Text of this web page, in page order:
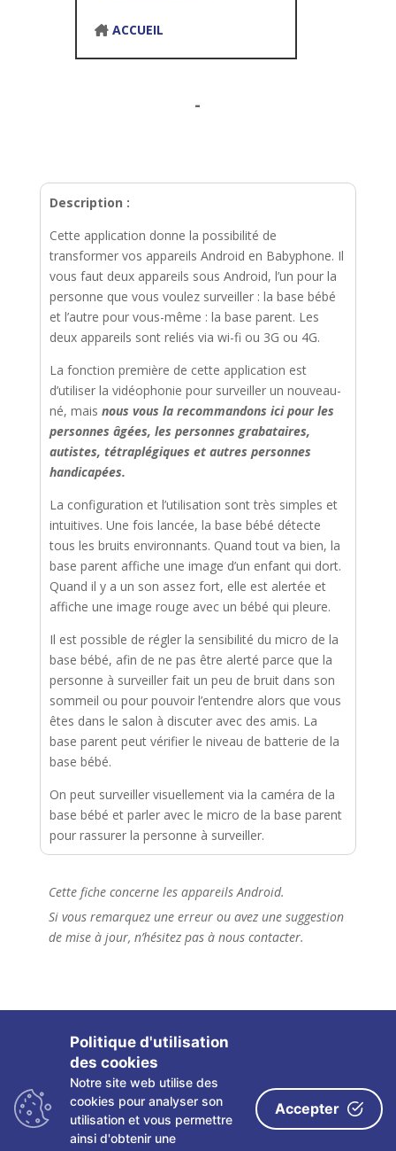
ACCUEIL
-
Description :
Cette application donne la possibilité de
transformer vos appareils Android en Babyphone. Il
vous faut deux appareils sous Android, l’un pour la
personne que vous voulez surveiller : la base bébé
et l’autre pour vous-même : la base parent. Les
deux appareils sont reliés via wi-fi ou 3G ou 4G.
La fonction première de cette application est
d’utiliser la vidéophonie pour surveiller un nouveau-
né, mais nous vous la recommandons ici pour les
personnes âgées, les personnes grabataires,
autistes, tétraplégiques et autres personnes
handicapées.
La configuration et l’utilisation sont très simples et
intuitives. Une fois lancée, la base bébé détecte
tous les bruits environnants. Quand tout va bien, la
base parent affiche une image d’un enfant qui dort.
Quand il y a un son assez fort, elle est alertée et
affiche une image rouge avec un bébé qui pleure.
Il est possible de régler la sensibilité du micro de la
base bébé, afin de ne pas être alerté parce que la
personne à surveiller fait un peu de bruit dans son
sommeil ou pour pouvoir l’entendre alors que vous
êtes dans le salon à discuter avec des amis. La
base parent peut vérifier le niveau de batterie de la
base bébé.
On peut surveiller visuellement via la caméra de la
base bébé et parler avec le micro de la base parent
pour rassurer la personne à surveiller.
Cette fiche concerne les appareils Android.
Si vous remarquez une erreur ou avez une suggestion
de mise à jour, n’hésitez pas à nous contacter.
Copyright ©2026 Les fiches tactiles du CRETH – Tous
droits réservés
Politique de confidentialité
Politique d'utilisation
des cookies
Notre site web utilise des
cookies pour analyser son
utilisation et vous permettre
ainsi d'obtenir une
Accepter